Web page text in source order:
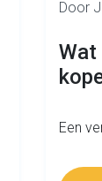
Door
Wat
Een